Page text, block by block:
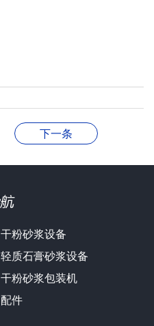
下一条
干粉砂浆设备
轻质石膏砂浆设备
干粉砂浆包装机
配件